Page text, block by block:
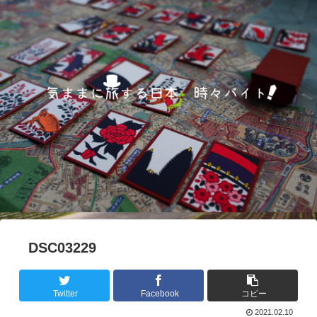
DSC03229
Twitter Facebook コピー
2021.02.10